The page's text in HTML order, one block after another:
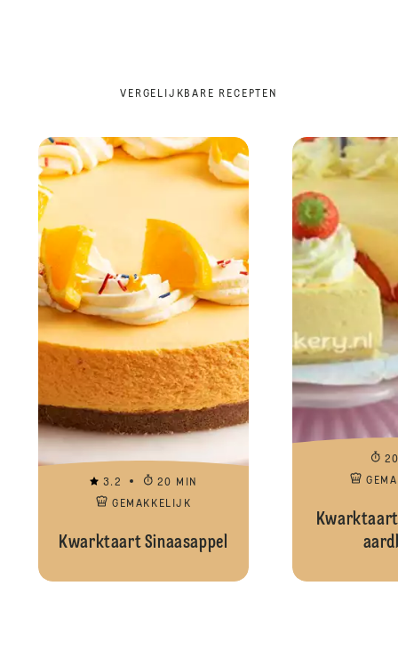
VERGELIJKBARE RECEPTEN
3.2
20 MIN
GEMAKKELIJK
Kwarktaart Sinaasappel